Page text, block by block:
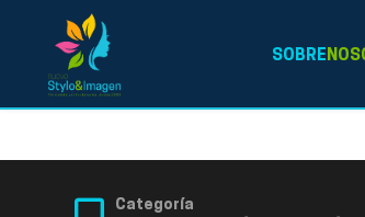
SOBRE
Categoría